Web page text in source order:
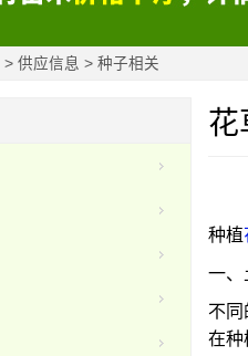
> 供应信息 > 种子相关
花
种植
一、
不
在种